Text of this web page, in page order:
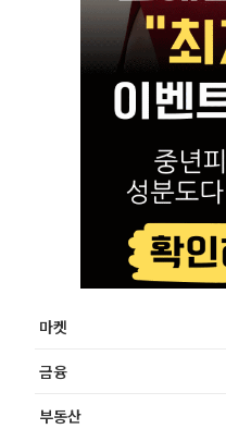
마켓
금융
부동산